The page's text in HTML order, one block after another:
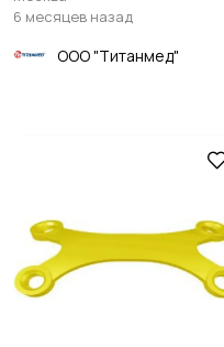
6 месяцев назад
ООО "Титанмед"